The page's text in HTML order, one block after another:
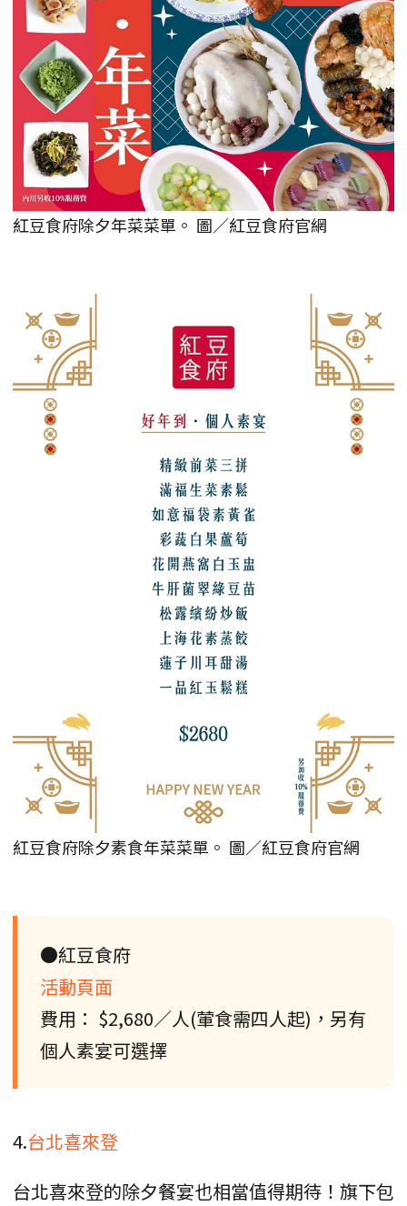
紅豆食府除夕年菜菜單。 圖／紅豆食府官網
紅豆食府除夕素食年菜菜單。 圖／紅豆食府官網
●紅豆食府
活動頁面
費用： $2,680／人(葷食需四人起)，另有
個人素宴可選擇
4.台北喜來登
台北喜來登的除夕餐宴也相當值得期待！旗下包